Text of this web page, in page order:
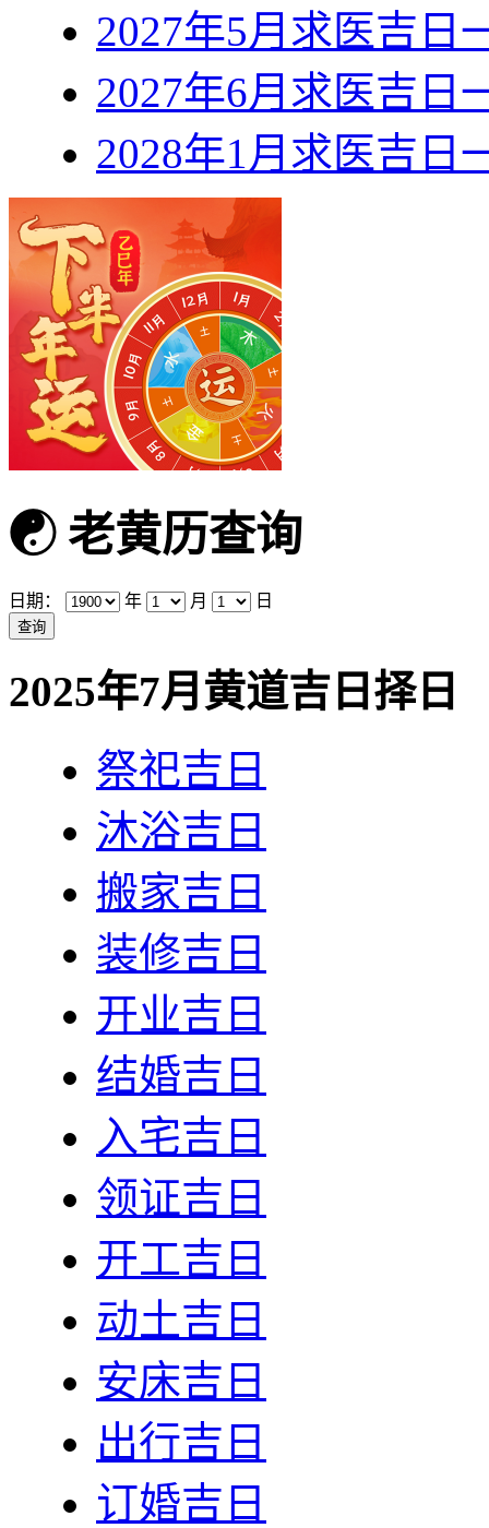
2027年5月求医吉日
2027年6月求医吉日
2028年1月求医吉日
☯老黄历查询
日期： 年 月 日
2025年7月黄道吉日择日
祭祀吉日
沐浴吉日
搬家吉日
装修吉日
开业吉日
结婚吉日
入宅吉日
领证吉日
开工吉日
动土吉日
安床吉日
出行吉日
订婚吉日